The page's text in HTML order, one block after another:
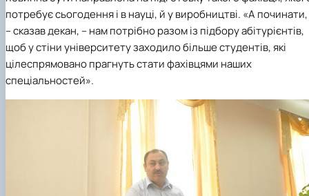
потребує сьогодення і в науці, й у виробництві. «А починати,
– сказав декан, – нам потрібно разом із підбору абітурієнтів,
щоб у стіни університету заходило більше студентів, які
цілеспрямовано прагнуть стати фахівцями наших
спеціальностей».